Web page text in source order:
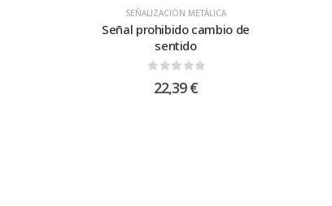
SEÑALIZACIÓN METÁLICA
Señal prohibido cambio de
sentido
22,39€